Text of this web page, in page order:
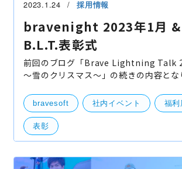
2023.1.24 採用情報
bravenight 2023年1月 &
B.L.T.表彰式
前回のブログ「Brave Lightning Talk
〜雪のクリスマス〜」の続きの内容とな
17:15の間で審査が行われました。 そし
は、毎月の風物
bravesoft 社内イベント 福利
表彰